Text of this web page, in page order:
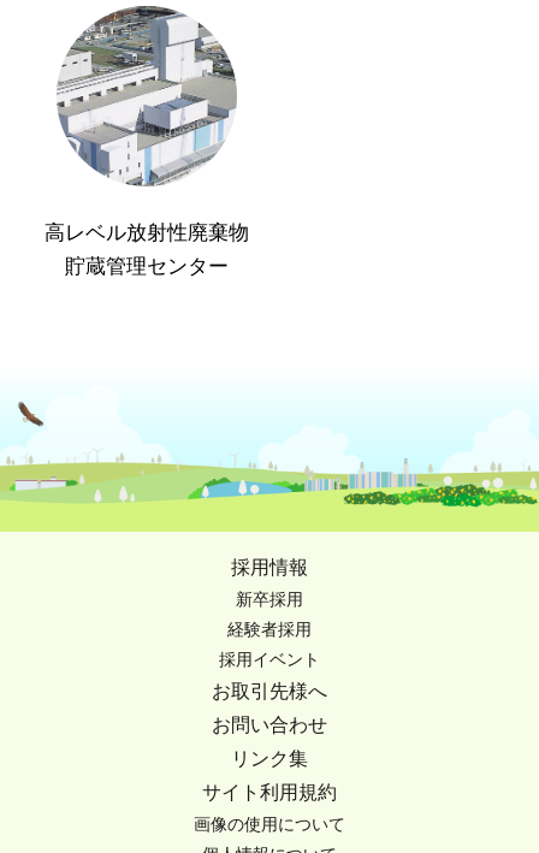
高レベル放射性廃棄物
貯蔵管理センター
採用情報
新卒採用
経験者採用
採用イベント
お取引先様へ
お問い合わせ
リンク集
サイト利用規約
画像の使用について